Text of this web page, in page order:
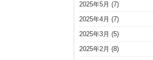
2025年5月 (7)
2025年4月 (7)
2025年3月 (5)
2025年2月 (8)